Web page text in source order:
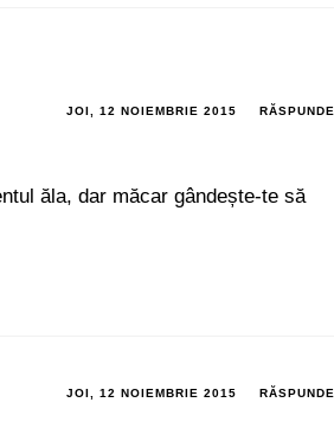
JOI, 12 NOIEMBRIE 2015 RĂSPUNDE
ăla, dar măcar gândește-te să
JOI, 12 NOIEMBRIE 2015 RĂSPUNDE